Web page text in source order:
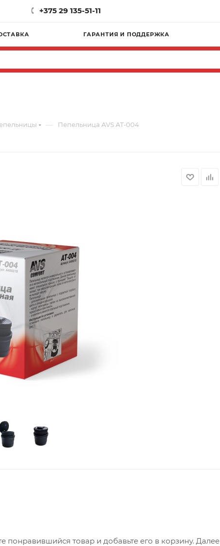
+375 29 135-51-11
ГАРАНТИЯ И ПОДДЕРЖКА
— Пепельница AVS AT-004
товар и добавьте его в корзину. Далее